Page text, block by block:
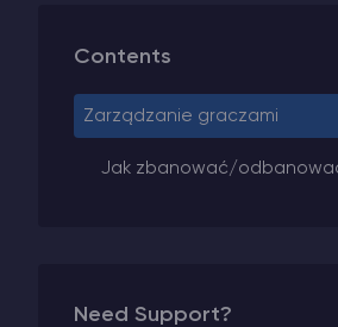
Contents
Zarządzanie graczami
Jak zbanować/
Need Support?